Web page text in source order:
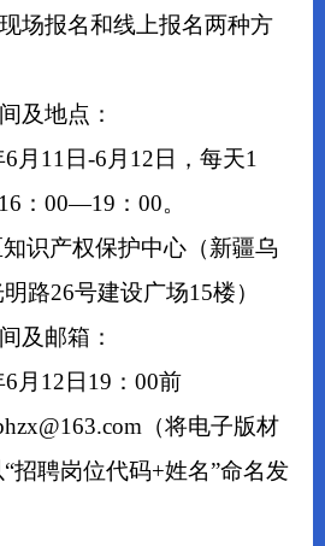
场报名和线上报名两种方
及地点：
月11日-6月12日，每天1
：00—19：00。
识产权保护中心（新疆乌
路26号建设广场15楼）
及邮箱：
6月12日19：00前
（将电子版材
招聘岗位代码+姓名”命名发